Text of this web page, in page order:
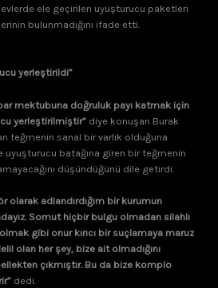
evlerde ele geçirilen uyuşturucu paketleri
bulunmadığını ifade etti.
yerleştirildi”
mektubuna doğruluk payı katmak için
yerleştirilmiştir” diye konuşan Burak
teğmenin sanal bir varlık olduğuna
uyuşturucu batağına giren bir teğmenin
düşündüğünü dile getirdi.
olarak adlandırdığım bir kurumun
Somut hiçbir bulgu olmadan silahlı
gibi onur kırıcı bir suçlamaya maruz
olan her şey, bize ait olmadığını
çıkmıştır. Bu da bize komplo
dedi.